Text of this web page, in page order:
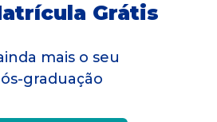
Grátis
mais o seu
graduação